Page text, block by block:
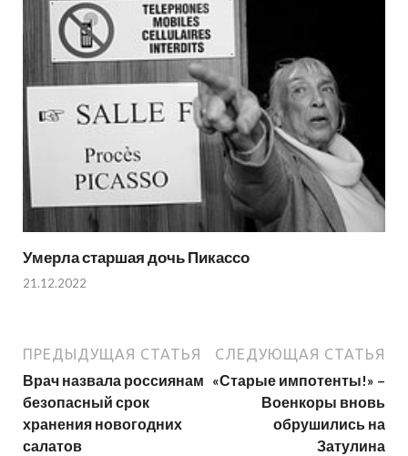
Умерла старшая дочь Пикассо
21.12.2022
ПРЕДЫДУЩАЯ СТАТЬЯ
Врач назвала россиянам
безопасный срок
хранения новогодних
салатов
СЛЕДУЮЩАЯ СТАТЬЯ
«Старые импотенты!» –
Военкоры вновь
обрушились на
Затулина